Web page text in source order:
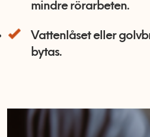
mindre rörarbeten.
Vattenlåset eller
bytas.